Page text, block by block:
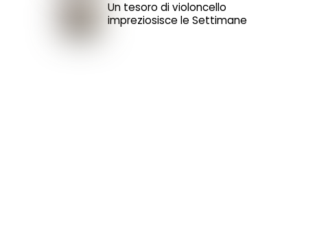
Un tesoro di violoncello
impreziosisce le Settimane